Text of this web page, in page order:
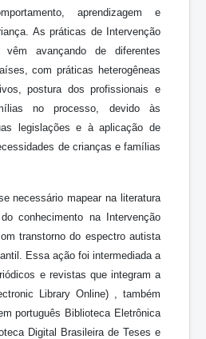
aprendizagem e
As práticas de Intervenção
avançando de diferentes
com práticas heterogêneas
postura dos profissionais e
no processo, devido às
legislações e à aplicação de
de crianças e famílias
necessário mapear na literatura
conhecimento na Intervenção
transtorno do espectro autista
Essa ação foi intermediada a
e revistas que integram a
Library Online) , também
português Biblioteca Eletrônica
Digital Brasileira de Teses e